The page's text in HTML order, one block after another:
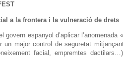
a la frontera i la vulneració de drets
espanyol d’aplicar l’anomenada
major control de seguretat mitjançant
facial, empremtes